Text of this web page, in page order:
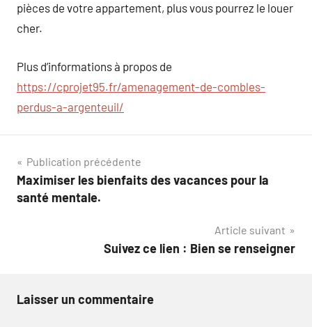
pièces de votre appartement, plus vous pourrez le louer
cher.
Plus d’informations à propos de
https://cprojet95.fr/amenagement-de-combles-
perdus-a-argenteuil/
Navigation
de
Publication précédente
Maximiser les bienfaits des vacances pour la
santé mentale.
Article suivant
Suivez ce lien : Bien se renseigner
Laisser un commentaire